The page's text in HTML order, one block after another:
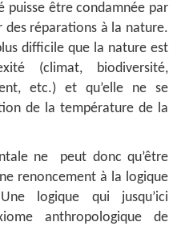
puisse être condamnée par
des réparations à la nature.
difficile que la nature est
(climat, biodiversité,
etc.) et qu’elle ne se
de la température de la
ne peut donc qu’être
renoncement à la logique
logique qui jusqu’ici
anthropologique de